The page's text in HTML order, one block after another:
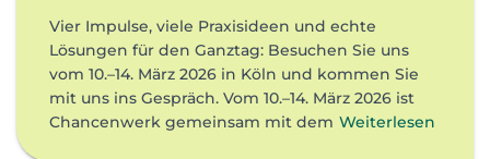
Vier Impulse, viele Praxisideen und echte
Lösungen für den Ganztag: Besuchen Sie uns
vom 10.–14. März 2026 in Köln und kommen Sie
mit uns ins Gespräch. Vom 10.–14. März 2026 ist
Chancenwerk gemeinsam mit dem Weiterlesen